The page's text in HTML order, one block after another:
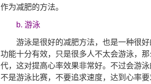
作为减肥的方法。
b. 游泳
游泳是很好的减肥方法，也是一种很好
功能十分有效，只是很多人不太会游泳，
代，这对提高心率效果非常好。不过会游
不是游泳比赛，不要追求速度，达到心率